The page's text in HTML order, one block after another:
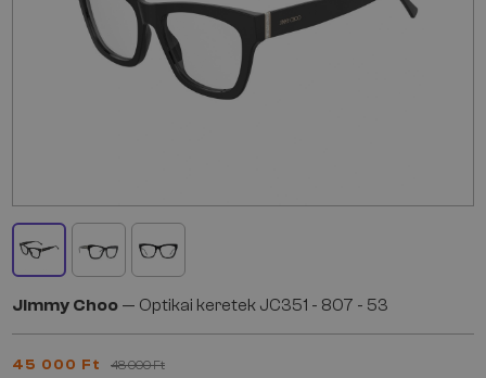
Jimmy Choo — Optikai keretek JC351 - 807 - 53
45 000 Ft 48 000 Ft